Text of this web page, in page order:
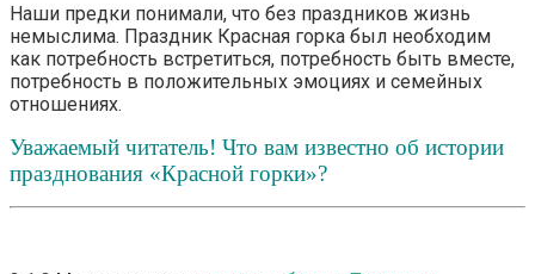
Наши предки понимали, что без праздников жизнь
немыслима. Праздник Красная горка был необходим
как потребность встретиться, потребность быть вместе,
потребность в положительных эмоциях и семейных
отношениях.
Уважаемый читатель! Что вам известно об истории
празднования «Красной горки»?